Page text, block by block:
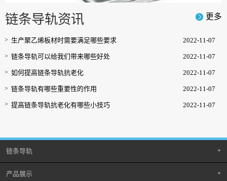
更多
链条导轨资讯
2022-11-07
生产聚乙烯板材时需要满足哪些要求
2022-11-07
链条导轨可以给我们带来哪些好处
2022-11-07
如何提高链条导轨抗老化
2022-11-07
链条导轨有哪些重要性的作用
2022-11-07
提高链条导轨抗老化有哪些小技巧
链条导轨
产品展示